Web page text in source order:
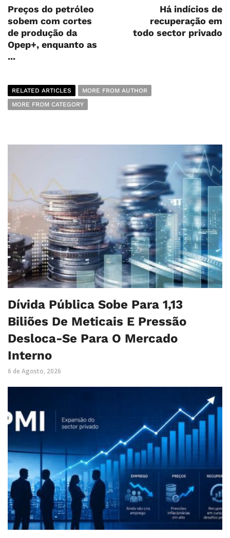
Preços do petróleo
sobem com cortes
de produção da
Opep+, enquanto as
...
Há indícios de
recuperação em
todo sector privado
RELATED ARTICLES
MORE FROM AUTHOR
MORE FROM CATEGORY
Dívida Pública Sobe Para 1,13
Biliões De Meticais E Pressão
Desloca-Se Para O Mercado
Interno
6 de Agosto, 2026